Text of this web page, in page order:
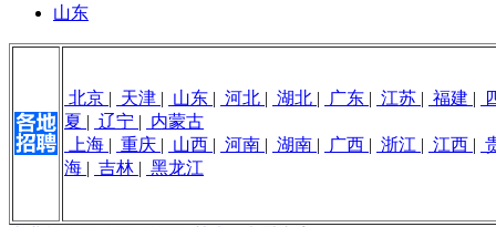
山东
北京 | 天津 | 山东 | 河北 | 湖北 | 广东 | 江苏 | 福建 |
夏 | 辽宁 | 内蒙古
上海 | 重庆 | 山西 | 河南 | 湖南 | 广西 | 浙江 | 江西 |
海 | 吉林 | 黑龙江